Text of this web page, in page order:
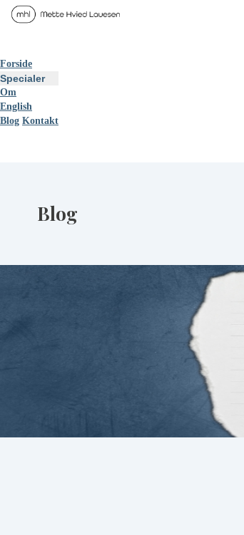
Forside
Specialer
Om
English
Blog Kontakt
Blog